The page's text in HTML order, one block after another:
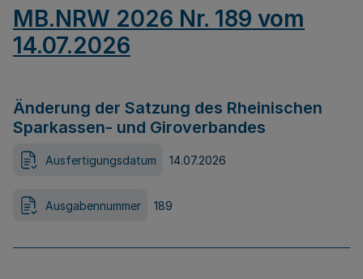
MB.NRW 2026 Nr. 189 vom
14.07.2026
Änderung der Satzung des Rheinischen
Sparkassen- und Giroverbandes
Ausfertigungsdatum 14.07.2026
Ausgabennummer 189